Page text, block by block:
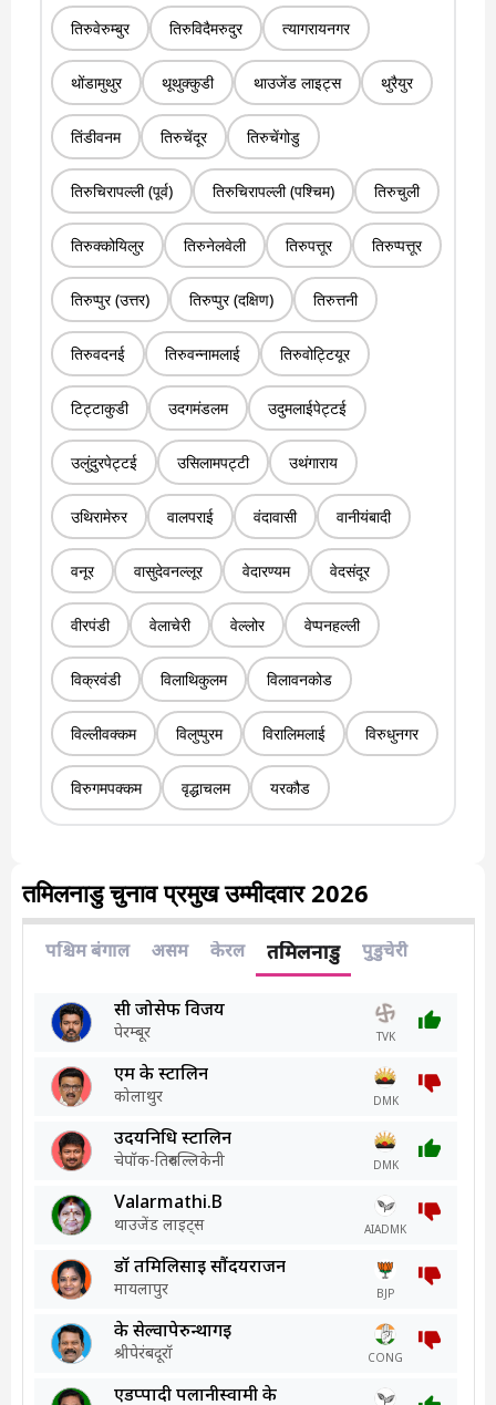
तिरुवेरुम्बुर तिरुविदैमरुदुर त्यागरायनगर
थोंडामुथुर थूथुक्कुडी थाउजेंड लाइट्स थुरैयुर
तिंडीवनम तिरुचेंदूर तिरुचेंगोडु
तिरुचिरापल्ली (पूर्व) तिरुचिरापल्ली (पश्चिम) तिरुचुली
तिरुक्कोयिलुर तिरुनेलवेली तिरुपत्तूर तिरुप्पत्तूर
तिरुप्पुर (उत्तर) तिरुप्पुर (दक्षिण) तिरुत्तनी
तिरुवदनई तिरुवन्नामलाई तिरुवोट्टियूर
टिट्टाकुडी उदगमंडलम उदुमलाईपेट्टई
उलुंदुरपेट्टई उसिलामपट्टी उथंगाराय
उथिरामेरुर वालपराई वंदावासी वानीयंबादी
वनूर वासुदेवनल्लूर वेदारण्यम वेदसंदूर
वीरपंडी वेलाचेरी वेल्लोर वेप्पनहल्ली
विक्रवंडी विलाथिकुलम विलावनकोड
विल्लीवक्कम विलुप्पुरम विरालिमलाई विरुधुनगर
विरुगमपक्कम वृद्धाचलम यरकौड
तमिलनाडु चुनाव प्रमुख उम्मीदवार 2026